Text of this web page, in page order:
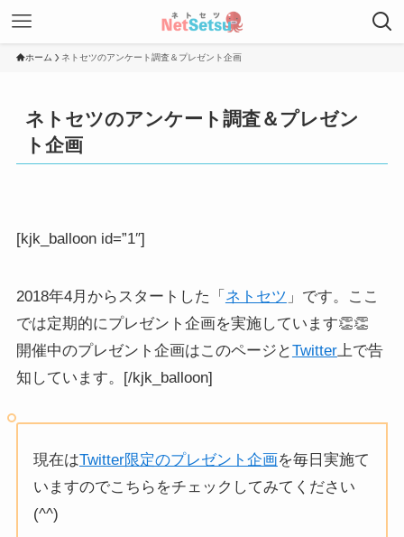
ホーム ネトセツのアンケート調査＆プレゼント企画
ネトセツのアンケート調査＆プレゼン
ト企画
[kjk_balloon id=”1″]
2018年4月からスタートした「 ネトセツ 」です。ここ
では定期的にプレゼント企画を実施しています👏👏
開催中のプレゼント企画はこのページとTwitter上で告
知しています。[/kjk_balloon]
現在はTwitter限定のプレゼント企画を毎日実施て
いますのでこちらをチェックしてみてください
(^^)